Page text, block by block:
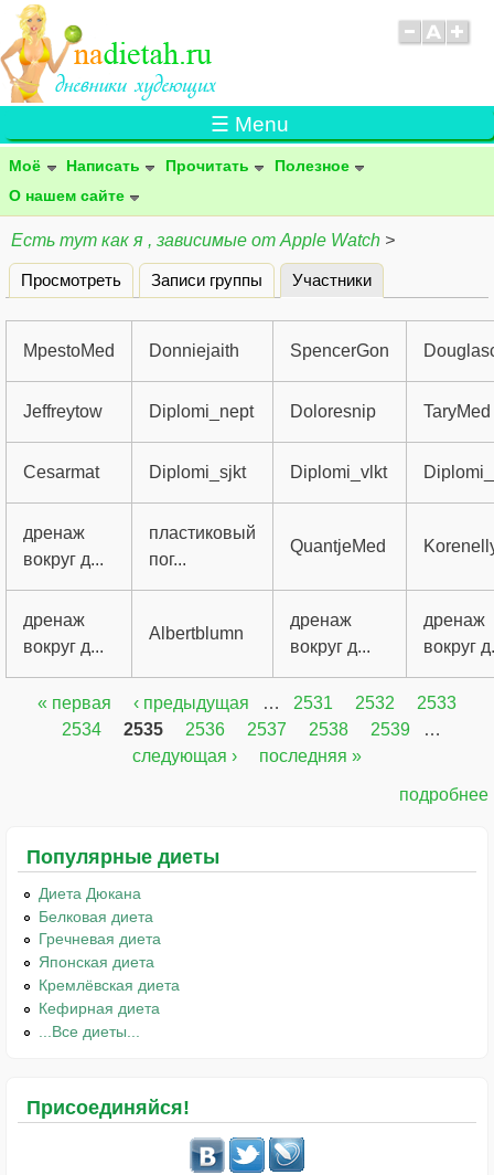
☰ Menu
Моё Написать Прочитать
Полезное
О нашем сайте
Есть тут как я , зависимые от Apple Watch >
Главные вкладки
Просмотреть Записи группы Участники
MpestoMed Donniejaith SpencerGon
Jeffreytow Diplomi_nept Doloresnip TaryMed
Cesarmat Diplomi_sjkt Diplomi_vlkt
дренаж
вокруг д...
пластиковый
пог...
QuantjeMed
дренаж
вокруг д...
Albertblumn
дренаж
вокруг д...
дренаж
вокруг
Страницы
« первая ‹ предыдущая … 2531 2532
2533
2534
2535 2536 2537 2538 2539
…
следующая ›
последняя »
подробнее
Популярные диеты
Диета Дюкана
Белковая диета
Гречневая диета
Японская диета
Кремлёвская диета
Кефирная диета
...Все диеты...
Присоединяйся!